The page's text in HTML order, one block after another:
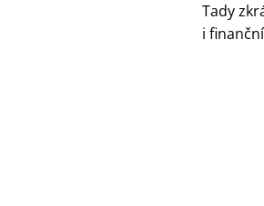
Tady
i